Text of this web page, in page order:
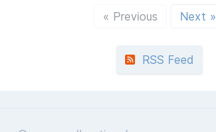
« Previous Next »
RSS Feed